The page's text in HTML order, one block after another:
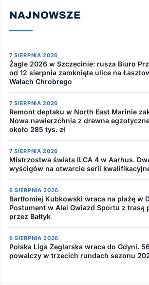
NAJNOWSZE
7 SIERPNIA 2026
Żagle 2026 w Szczecinie: rusza Biuro
od 12 sierpnia zamknięte ulice na
Wałach Chrobrego
7 SIERPNIA 2026
Remont deptaku w North East Marinie
Nowa nawierzchnia z drewna
około 285 tys. zł
7 SIERPNIA 2026
Mistrzostwa świata ILCA 4 w Aarhus.
wyścigów na otwarcie serii
6 SIERPNIA 2026
Bartłomiej Kubkowski wraca na plażę w
Postument w Alei Gwiazd Sportu z trasą
przez Bałtyk
6 SIERPNIA 2026
Polska Liga Żeglarska wraca do Gdyni.
powalczy w trzecich rundach sezonu